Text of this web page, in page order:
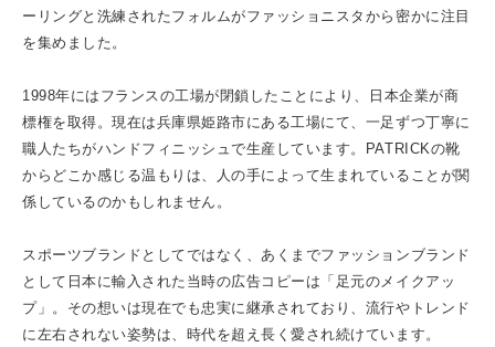
ーリングと洗練されたフォルムがファッショニスタから密かに注目
を集めました。
1998年にはフランスの工場が閉鎖したことにより、日本企業が商
標権を取得。現在は兵庫県姫路市にある工場にて、一足ずつ丁寧に
職人たちがハンドフィニッシュで生産しています。PATRICKの靴
からどこか感じる温もりは、人の手によって生まれていることが関
係しているのかもしれません。
スポーツブランドとしてではなく、あくまでファッションブランド
として日本に輸入された当時の広告コピーは「足元のメイクアッ
プ」。その想いは現在でも忠実に継承されており、流行やトレンド
に左右されない姿勢は、時代を超え長く愛され続けています。